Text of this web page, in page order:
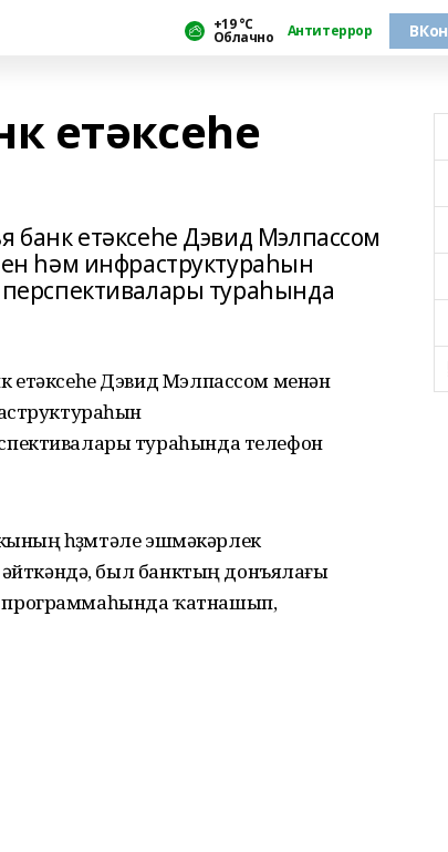
+19 °С
Облачно Антитеррор
етәксеһе
етәксеһе Дэвид Мэлпассом
һәм инфраструктураһын
тураһында
етәксеһе Дэвид Мэлпассом менән
тураһында телефон
һөҙөмтәле эшмәкәрлек
был банктың донъялағы
программаһында ҡатнашып,